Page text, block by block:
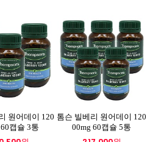
원어데이 120
캡슐 3통
톰슨 빌베리 원어데이 120
00mg 60캡슐 5통